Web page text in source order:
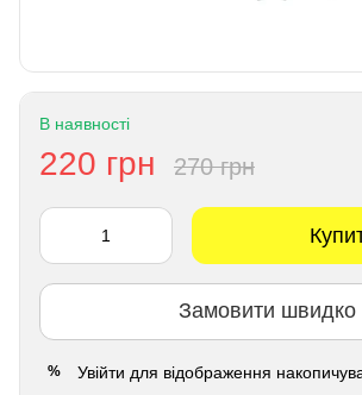
В наявності
220 грн 270 грн
Замовити швидко
% Увійти для відображення